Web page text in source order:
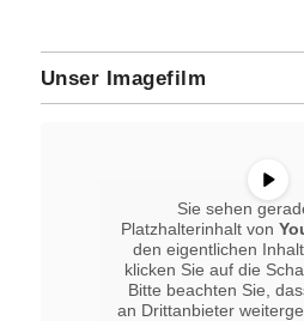
Unser Imagefilm
Sie sehen
Platzhalterinhalt von
den eigentlichen
klicken Sie auf die
Bitte beachten Sie,
an Drittanbieter